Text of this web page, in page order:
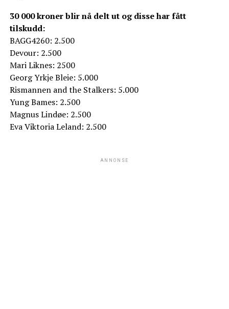
30 000 kroner blir nå delt ut og disse har fått
tilskudd:
BAGG4260: 2.500
Devour: 2.500
Mari Liknes: 2500
Georg Yrkje Bleie: 5.000
Rismannen and the Stalkers: 5.000
Yung Bames: 2.500
Magnus Lindøe: 2.500
Eva Viktoria Leland: 2.500
ANNONSE